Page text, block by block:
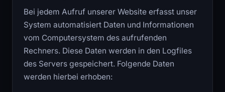
Bei jedem Aufruf unserer Website erfasst unser
System automatisiert Daten und Informationen
vom Computersystem des aufrufenden
Rechners. Diese Daten werden in den Logfiles
des Servers gespeichert. Folgende Daten
werden hierbei erhoben: